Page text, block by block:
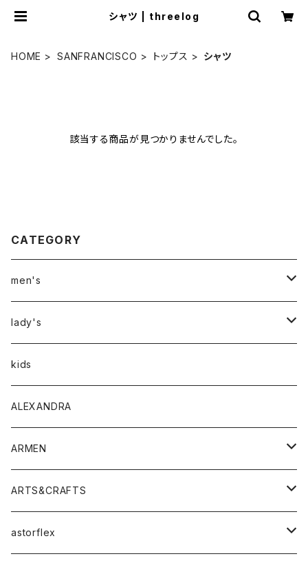
シャツ | threelog
HOME SANFRANCISCO トップス シャツ
該当する商品が見つかりませんでした。
CATEGORY
men's
アウター
トップス
Tシャツ
シャツ
ボトムス
lady's
アウター
トップス
Tシャツ・カットソー
シャツ・ブラウス
ボトムス
パンツ
スカート
ワンピース・オールインワン
バッグ
kids
ALEXANDRA
ARMEN
アウター
コート
トップス
ARTS&CRAFTS
アクセサリー
astorflex